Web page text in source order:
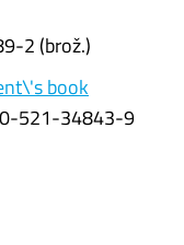
2 (brož.)
book
0-521-34843-9